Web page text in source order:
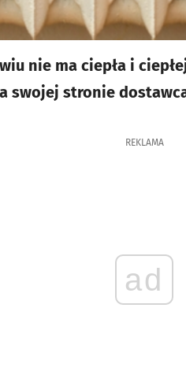
nie ma ciepła i
swojej stronie
REKLAMA
ad